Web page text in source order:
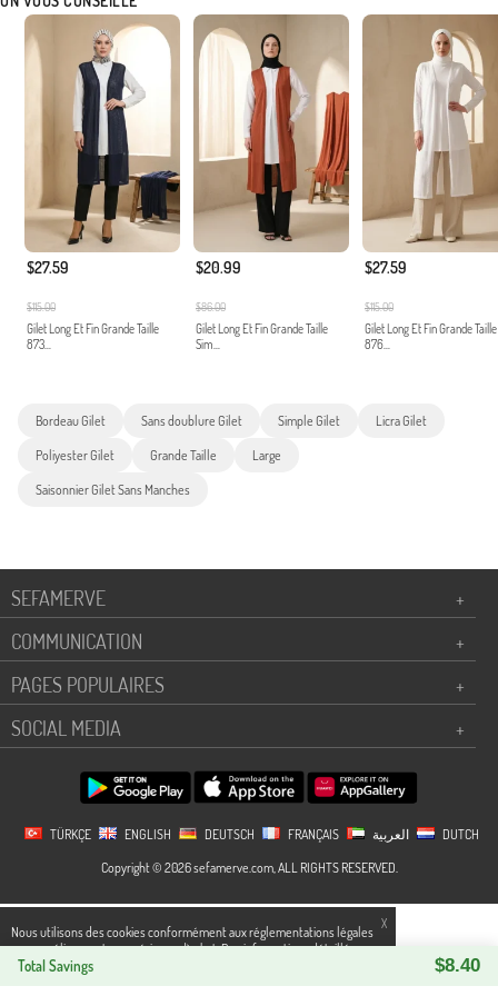
X
Nous utilisons des cookies conformément aux réglementations légales
pour améliorer votre expérience d`achat. Des informations détaillées
peuvent être consultées sur notre page,
$27.59
$115.00
Gilet Long Et Fin Grande Taille
873...
$20.99
$86.00
Gilet Long Et Fin Grande Taille
Sim...
$27.59
$115.00
Gilet Long Et Fin Grande Taille
876...
Bordeau Gilet Sans doublure Gilet Simple Gilet Licra Gilet
Poliyester Gilet Grande Taille Large
Saisonnier Gilet Sans Manches
Total Savings $8.40
SEFAMERVE
+
COMMUNICATION
+
PAGES POPULAIRES
+
SOCIAL MEDIA
+
TÜRKÇE ENGLISH DEUTSCH FRANÇAIS
DUTCH
Copyright © 2026 sefamerve.com, ALL RIGHTS RESERVED.